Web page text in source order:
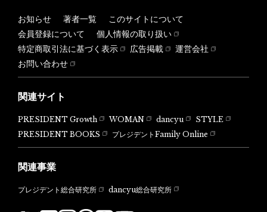
お知らせ 著者一覧
このサイトについて
会員登録について
個人情報の取り扱い
特定商取引法に基づく表示
広告掲載
運営会社
お問い合わせ
関連サイト
PRESIDENT Growth WOMAN dancyu
STYLE
PRESIDENT BOOKS
プレジデントFamily Online
関連事業
プレジデント総合研究所 dancyu総合研究所